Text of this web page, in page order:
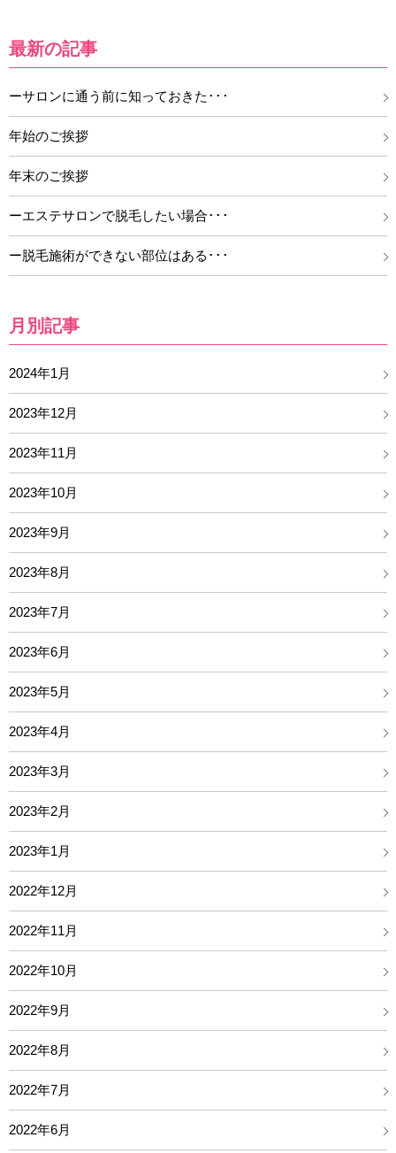
最新の記事
ーサロンに通う前に知っておきた･･･
年始のご挨拶
年末のご挨拶
ーエステサロンで脱毛したい場合･･･
ー脱毛施術ができない部位はある･･･
月別記事
2024年1月
2023年12月
2023年11月
2023年10月
2023年9月
2023年8月
2023年7月
2023年6月
2023年5月
2023年4月
2023年3月
2023年2月
2023年1月
2022年12月
2022年11月
2022年10月
2022年9月
2022年8月
2022年7月
2022年6月